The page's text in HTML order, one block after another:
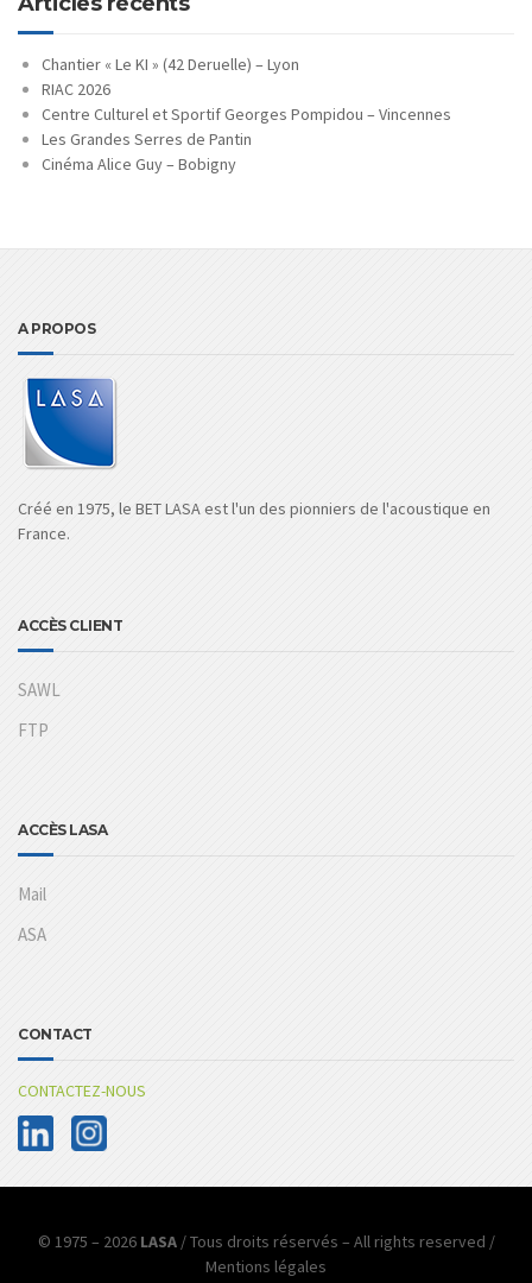
Chantier « Le KI » (42 Deruelle) – Lyon
RIAC 2026
Centre Culturel et Sportif Georges Pompidou – Vincennes
Les Grandes Serres de Pantin
Cinéma Alice Guy – Bobigny
A PROPOS
Créé en 1975, le BET LASA est l'un des pionniers de l'acoustique en
France.
ACCÈS CLIENT
SAWL
FTP
ACCÈS LASA
Mail
ASA
CONTACT
CONTACTEZ-NOUS
© 1975 – 2026 LASA/ Tous droits réservés – All rights reserved /
Mentions légales